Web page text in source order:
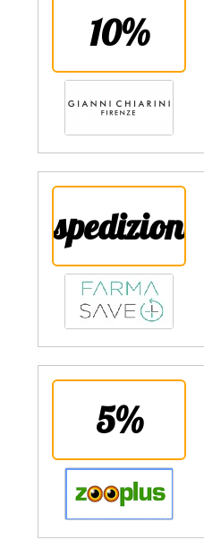
10%
spedizione
5%